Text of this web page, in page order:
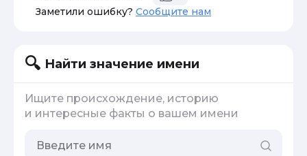
Заметили ошибку? Сообщите нам
Найти значение имени
Ищите происхождение, историю
и интересные факты о вашем имени